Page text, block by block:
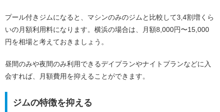
プール付きジムになると、マシンのみのジムと比較して3,4割増くら
いの月額利用料になります。横浜の場合は、月額8,000円〜15,000
円を相場と考えておきましょう。
昼間のみや夜間のみ利用できるデイプランやナイトプランなどに入
会すれば、月額費用を抑えることができます。
ジムの特徴を抑える